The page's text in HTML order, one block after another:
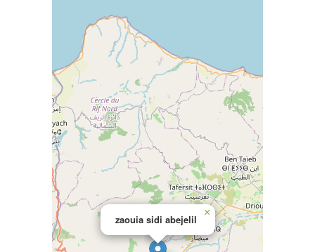
zaouia sidi abejelil
×